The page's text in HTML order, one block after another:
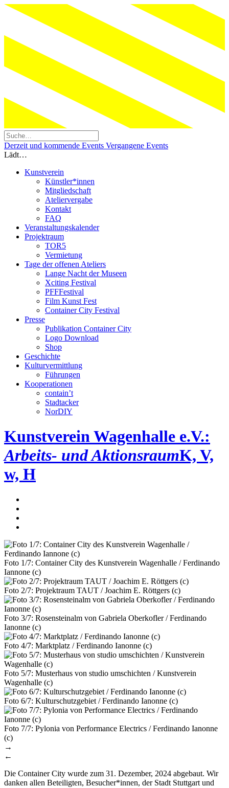
Derzeit und kommende Events Vergangene Events
Lädt…
Kunstverein
Künstler*innen
Mitgliedschaft
Ateliervergabe
Kontakt
FAQ
Veranstaltungskalender
Projektraum
TOR5
Vermietung
Tage der offenen Ateliers
Lange Nacht der Museen
Xciting Festival
PFFFestival
Film Kunst Fest
Container City Festival
Presse
Publikation Container City
Logo Download
Shop
Geschichte
Kulturvermittlung
Führungen
Kooperationen
contain’t
Stadtacker
NorDIY
Kunstverein Wagenhalle e.V.:
Arbeits- und AktionsraumK, V,
w, H
Foto 1/7: Container City des Kunstverein Wagenhalle / Ferdinando
Iannone (c)
Foto 2/7: Projektraum TAUT / Joachim E. Röttgers (c)
Foto 3/7: Rosensteinalm von Gabriela Oberkofler / Ferdinando
Ianonne (c)
Foto 4/7: Marktplatz / Ferdinando Ianonne (c)
Foto 5/7: Musterhaus von studio umschichten / Kunstverein
Wagenhalle (c)
Foto 6/7: Kulturschutzgebiet / Ferdinando Ianonne (c)
Foto 7/7: Pylonia von Performance Electrics / Ferdinando Ianonne
(c)
→
←
Die Container City wurde zum 31. Dezember, 2024 abgebaut. Wir
danken allen Beteiligten, Besucher*innen, der Stadt Stuttgart und